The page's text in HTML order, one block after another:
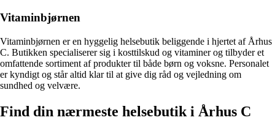
Vitaminbjørnen
Vitaminbjørnen er en hyggelig helsebutik beliggende i hjertet af Århus
C. Butikken specialiserer sig i kosttilskud og vitaminer og tilbyder et
omfattende sortiment af produkter til både børn og voksne. Personalet
er kyndigt og står altid klar til at give dig råd og vejledning om
sundhed og velvære.
Find din nærmeste helsebutik i Århus C